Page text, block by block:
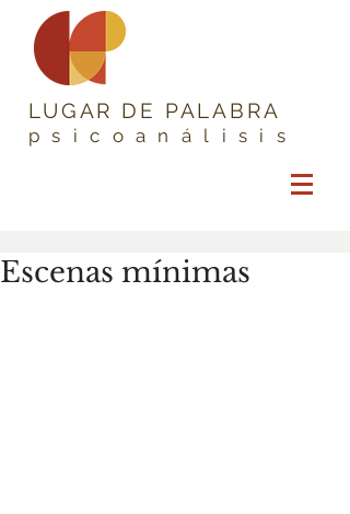
LUGAR DE PALABRA
psicoanálisis
Escenas mínimas